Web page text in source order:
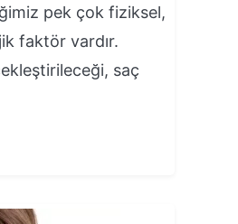
pek çok fiziksel,
faktör vardır.
saç